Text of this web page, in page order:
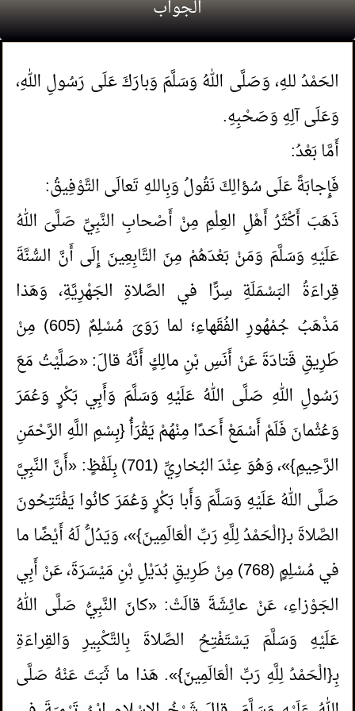
الجواب
الحَمْدُ للهِ، وَصَلَّى اللهُ وَسَلَّمَ وَبارَكَ عَلَى رَسُولِ اللهِ،
وَعَلَى آلِهِ وَصَحْبِهِ.
أَمَّا بَعْدُ:
فَإِجابَةً عَلَى سُؤالِكَ نَقُولُ وَبِاللهِ تَعالَى التَّوْفِيقُ:
ذَهَبَ أَكْثَرُ أَهْلِ العِلْمِ مِنْ أَصْحابِ النَّبِيِّ صَلَّىَ اللهُ
عَلَيْهِ وَسَلَّمَ وَمَنْ بَعْدَهُمْ مِنَ التَّابِعِينَ إِلَى أَنَّ السُّنَّةَ
قِراءَةُ البَسْمَلَةِ سِرًّا في الصَّلاةِ الجَهْرِيَّةِ، وَهَذا
مَذْهَبُ جُمْهُورِ الفُقَهاءِ؛ لما رَوَىَ مُسْلِمٌ (605) مِنْ
طَرِيقِ قَتادَةَ عَنْ أَنَسِ بْنِ مالِكٍ أَنَّهُ قالَ: «صَلَّيْتُ مَعَ
رَسُولِ اللهِ صَلَّى اللهُ عَلَيْهِ وَسَلَّمَ وَأَبِي بَكْرٍ وَعُمَرَ
وَعُثْمانَ فَلَمْ أَسْمَعْ أَحَدًا مِنْهُمْ يَقْرَأُ {بِسْمِ اللَّهِ الرَّحْمَنِ
الرَّحِيمِ}»، وَهُوَ عِنْدَ البُخارِيِّ (701) بِلَفْظٍ: «أَنَّ النَّبِيَّ
صَلَّى اللهُ عَلَيْهِ وَسَلَّمَ وَأَبا بَكْرٍ وَعُمَرَ كانُوا يَفْتَتِحُونَ
الصَّلاةَ بـ{الْحَمْدُ لِلَّهِ رَبِّ الْعَالَمِينَ}»، وَيَدُلُّ لَهُ أَيْضًا ما
في مُسْلِمٍ (768) مِنْ طَرِيقِ بُدَيْلِ بْنِ مَيْسَرَةَ، عَنْ أَبِي
الجَوْزاءِ، عَنْ عائِشَةَ قالَتْ: «كانَ النَّبِيُّ صَلَّى اللهُ
عَلَيْهِ وَسَلَّمَ يَسْتَفْتِحُ الصَّلاةَ بِالتَّكْبِيرِ وَالقِراءَةِ
بِـ{الْحَمْدُ لِلَّهِ رَبِّ الْعَالَمِينَ}». هَذا ما ثَبَتَ عَنْهُ صَلَّى